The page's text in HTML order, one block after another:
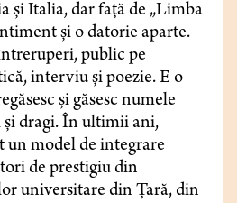
și Italia, dar față de „Limba
și o datorie aparte.
public pe
interviu și poezie. E o
și găsesc numele
dragi. În ultimii ani,
un model de integrare
de prestigiu din
universitare din Țară, din